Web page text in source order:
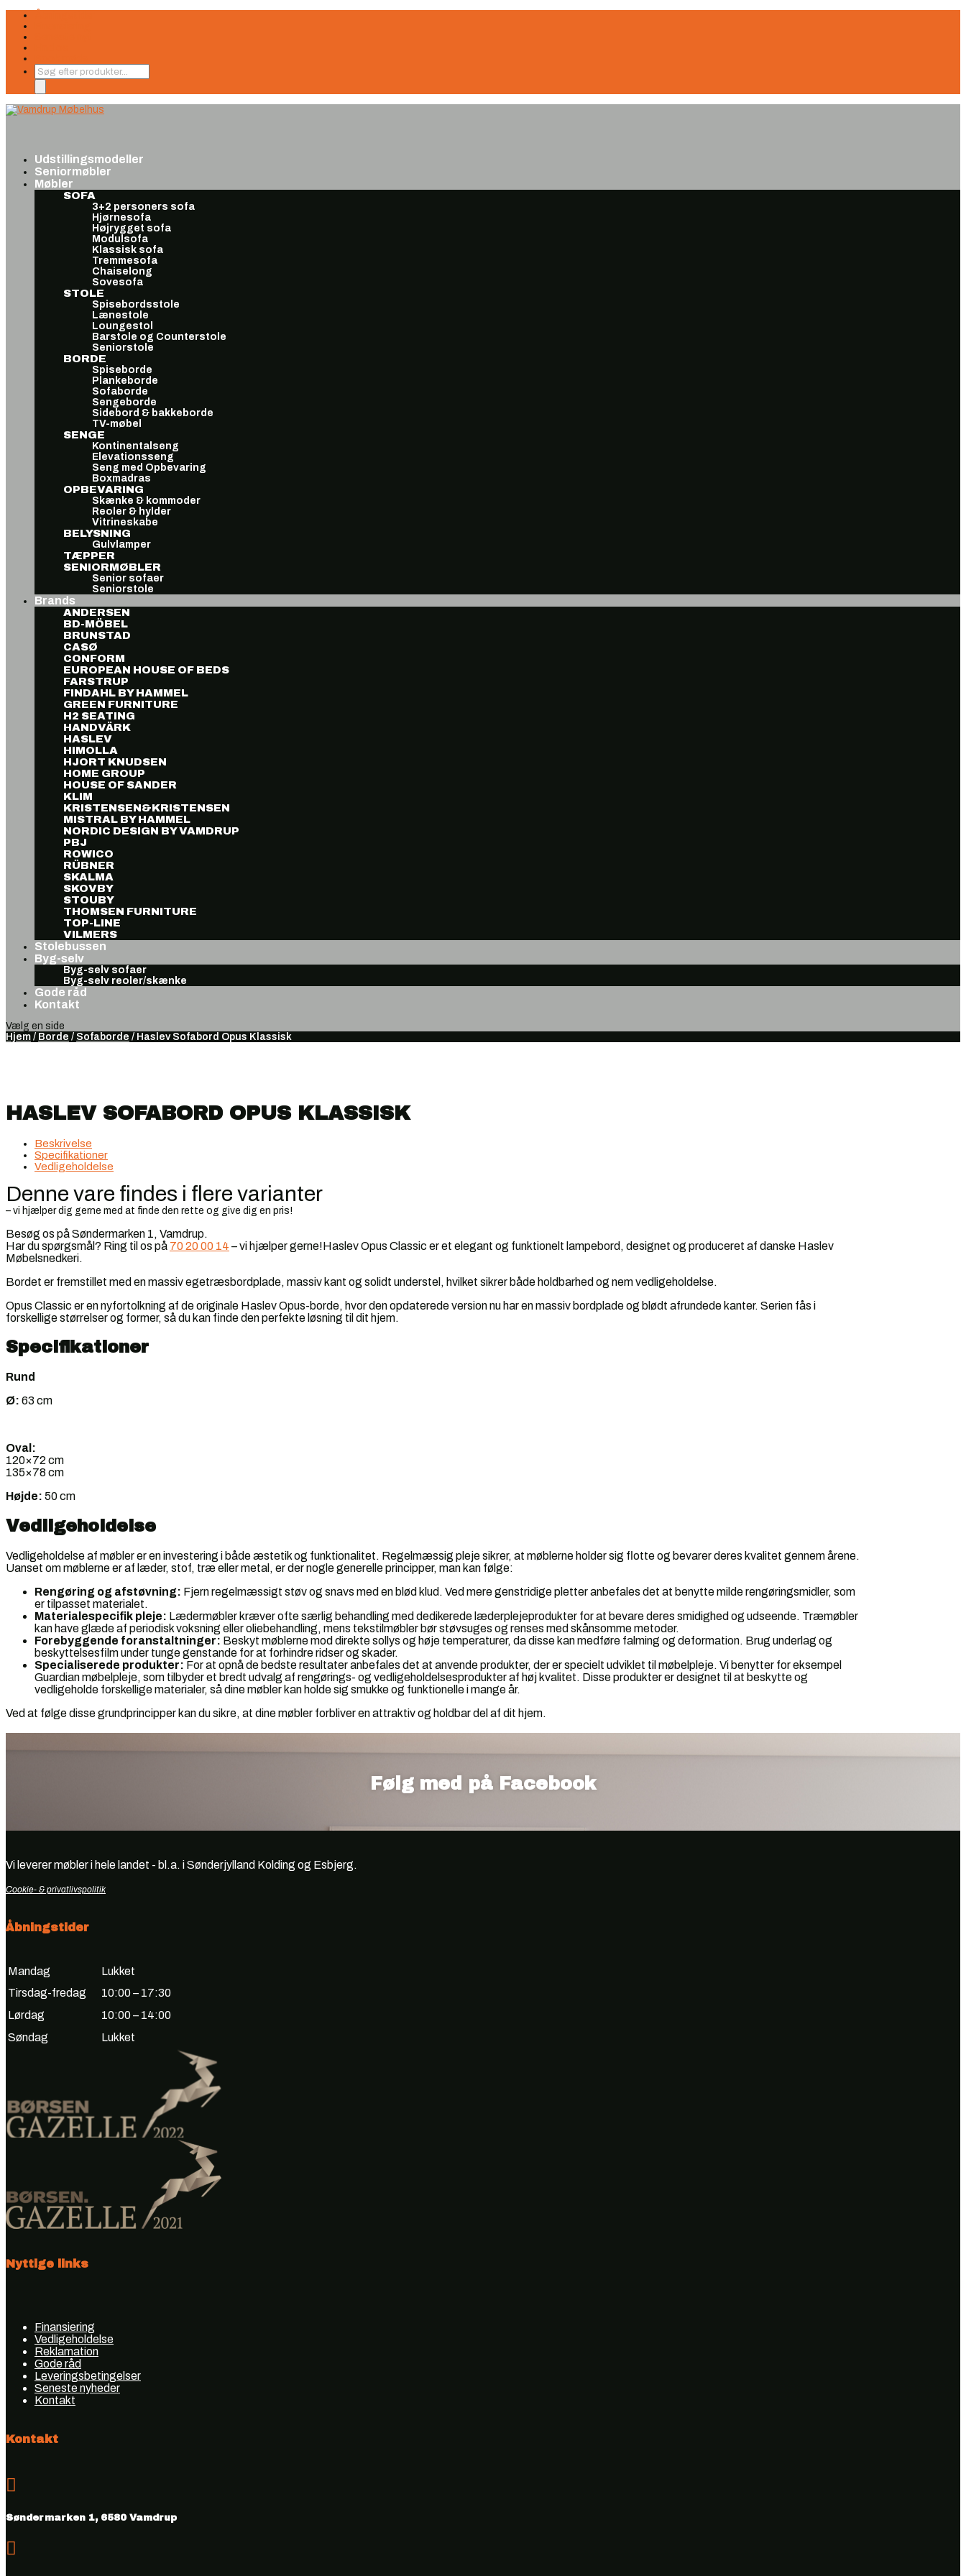
Products
search
Udstillingsmodeller
Seniormøbler
Møbler
SOFA
3+2 personers sofa
Hjørnesofa
Højrygget sofa
Modulsofa
Klassisk sofa
Tremmesofa
Chaiselong
Sovesofa
STOLE
Spisebordsstole
Lænestole
Loungestol
Barstole og Counterstole
Seniorstole
BORDE
Spiseborde
Plankeborde
Sofaborde
Sengeborde
Sidebord & bakkeborde
TV-møbel
SENGE
Kontinentalseng
Elevationsseng
Seng med Opbevaring
Boxmadras
OPBEVARING
Skænke & kommoder
Reoler & hylder
Vitrineskabe
BELYSNING
Gulvlamper
TÆPPER
SENIORMØBLER
Senior sofaer
Seniorstole
Brands
ANDERSEN
BD-MÖBEL
BRUNSTAD
CASØ
CONFORM
EUROPEAN HOUSE OF BEDS
FARSTRUP
FINDAHL BY HAMMEL
GREEN FURNITURE
H2 SEATING
HANDVÄRK
HASLEV
HIMOLLA
HJORT KNUDSEN
HOME GROUP
HOUSE OF SANDER
KLIM
KRISTENSEN&KRISTENSEN
MISTRAL BY HAMMEL
NORDIC DESIGN BY VAMDRUP
PBJ
ROWICO
RÜBNER
SKALMA
SKOVBY
STOUBY
THOMSEN FURNITURE
TOP-LINE
VILMERS
Stolebussen
Byg-selv
Byg-selv sofaer
Byg-selv reoler/skænke
Gode råd
Kontakt
Vælg en side
Hjem / Borde / Sofaborde / Haslev Sofabord Opus Klassisk
HASLEV SOFABORD OPUS KLASSISK
Beskrivelse
Specifikationer
Vedligeholdelse
Denne vare findes i flere varianter
– vi hjælper dig gerne med at finde den rette og give dig en pris!
Besøg os på Søndermarken 1, Vamdrup.
Har du spørgsmål? Ring til os på 70 20 00 14 – vi hjælper gerne!Haslev Opus Classic er et elegant og funktionelt lampebord, designet og produceret af danske Haslev
Møbelsnedkeri.
Bordet er fremstillet med en massiv egetræsbordplade, massiv kant og solidt understel, hvilket sikrer både holdbarhed og nem vedligeholdelse.
Opus Classic er en nyfortolkning af de originale Haslev Opus-borde, hvor den opdaterede version nu har en massiv bordplade og blødt afrundede kanter. Serien fås i
forskellige størrelser og former, så du kan finde den perfekte løsning til dit hjem.
Specifikationer
Rund
Ø: 63 cm
Oval:
120×72 cm
135×78 cm
Højde: 50 cm
Vedligeholdelse
Vedligeholdelse af møbler er en investering i både æstetik og funktionalitet. Regelmæssig pleje sikrer, at møblerne holder sig flotte og bevarer deres kvalitet gennem årene.
Uanset om møblerne er af læder, stof, træ eller metal, er der nogle generelle principper, man kan følge:
Rengøring og afstøvning: Fjern regelmæssigt støv og snavs med en blød klud. Ved mere genstridige pletter anbefales det at benytte milde rengøringsmidler, som
er tilpasset materialet.
Materialespecifik pleje: Lædermøbler kræver ofte særlig behandling med dedikerede læderplejeprodukter for at bevare deres smidighed og udseende. Træmøbler
kan have glæde af periodisk voksning eller oliebehandling, mens tekstilmøbler bør støvsuges og renses med skånsomme metoder.
Forebyggende foranstaltninger: Beskyt møblerne mod direkte sollys og høje temperaturer, da disse kan medføre falming og deformation. Brug underlag og
beskyttelsesfilm under tunge genstande for at forhindre ridser og skader.
Specialiserede produkter: For at opnå de bedste resultater anbefales det at anvende produkter, der er specielt udviklet til møbelpleje. Vi benytter for eksempel
Guardian møbelpleje, som tilbyder et bredt udvalg af rengørings- og vedligeholdelsesprodukter af høj kvalitet. Disse produkter er designet til at beskytte og
vedligeholde forskellige materialer, så dine møbler kan holde sig smukke og funktionelle i mange år.
Ved at følge disse grundprincipper kan du sikre, at dine møbler forbliver en attraktiv og holdbar del af dit hjem.
Følg med på Facebook
Vi leverer møbler i hele landet - bl.a. i Sønderjylland Kolding og Esbjerg.
Cookie- & privatlivspolitik
Åbningstider
Mandag
Lukket
Tirsdag-fredag
10:00 – 17:30
Lørdag
10:00 – 14:00
Søndag
Lukket
Nyttige links
Finansiering
Vedligeholdelse
Reklamation
Gode råd
Leveringsbetingelser
Seneste nyheder
Kontakt
Kontakt

Søndermarken 1, 6580 Vamdrup
